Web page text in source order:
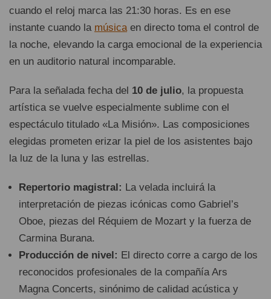
cuando el reloj marca las 21:30 horas. Es en ese
instante cuando la música en directo toma el control de
la noche, elevando la carga emocional de la experiencia
en un auditorio natural incomparable.
Para la señalada fecha del 10 de julio, la propuesta
artística se vuelve especialmente sublime con el
espectáculo titulado «La Misión». Las composiciones
elegidas prometen erizar la piel de los asistentes bajo
la luz de la luna y las estrellas.
Repertorio magistral: La velada incluirá la
interpretación de piezas icónicas como Gabriel’s
Oboe, piezas del Réquiem de Mozart y la fuerza de
Carmina Burana.
Producción de nivel: El directo corre a cargo de los
reconocidos profesionales de la compañía Ars
Magna Concerts, sinónimo de calidad acústica y